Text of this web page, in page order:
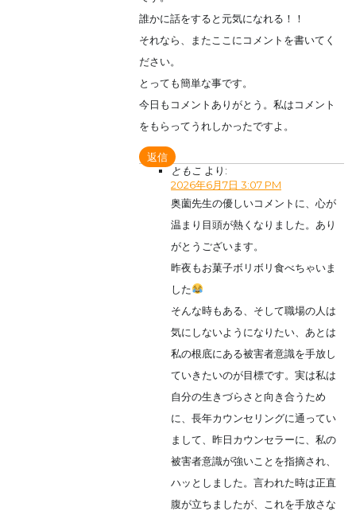
誰かに話をすると元気になれる！！
それなら、またここにコメントを書いてく
ださい。
とっても簡単な事です。
今日もコメントありがとう。私はコメント
をもらってうれしかったですよ。
返信
ともこ より:
2026年6月7日 3:07 PM
奥薗先生の優しいコメントに、心が
温まり目頭が熱くなりました。あり
がとうございます。
昨夜もお菓子ボリボリ食べちゃいま
した
そんな時もある、そして職場の人は
気にしないようになりたい、あとは
私の根底にある被害者意識を手放し
ていきたいのが目標です。実は私は
自分の生きづらさと向き合うため
に、長年カウンセリングに通ってい
まして、昨日カウンセラーに、私の
被害者意識が強いことを指摘され、
ハッとしました。言われた時は正直
腹が立ちましたが、これを手放さな